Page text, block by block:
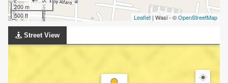
200 m
500 ft
Leaflet | Wasi - ©OpenStreetMap
Street View